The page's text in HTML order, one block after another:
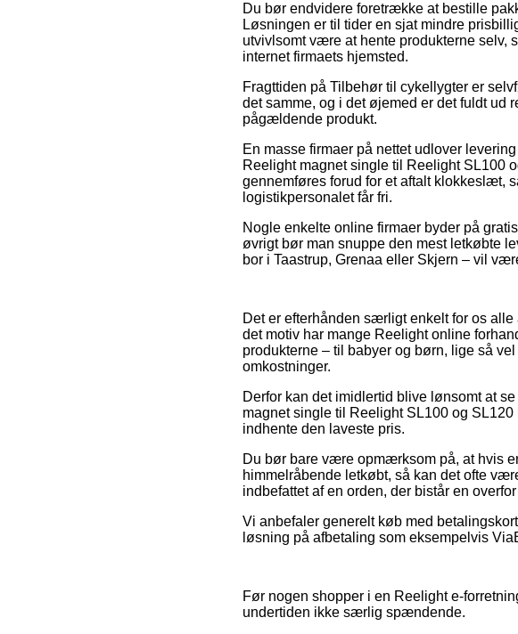
Du bør endvidere foretrække at bestille
Løsningen er til tider en sjat mindre
utvivlsomt være at hente produkterne selv,
internet firmaets hjemsted.
Fragttiden på Tilbehør til cykellygter er
det samme, og i det øjemed er det fuldt ud
pågældende produkt.
En masse firmaer på nettet udlover
Reelight magnet single til Reelight SL100
gennemføres forud for et aftalt klokkeslæt,
logistikpersonalet får fri.
Nogle enkelte online firmaer byder på
øvrigt bør man snuppe den mest letkøbte
bor i Taastrup, Grenaa eller Skjern – vil
Det er efterhånden særligt enkelt for os
det motiv har mange Reelight online
produkterne – til babyer og børn, lige så
omkostninger.
Derfor kan det imidlertid blive lønsomt at
magnet single til Reelight SL100 og
indhente den laveste pris.
Du bør bare være opmærksom på, at hvis
himmelråbende letkøbt, så kan det ofte
indbefattet af en orden, der bistår en
Vi anbefaler generelt køb med
løsning på afbetaling som eksempelvis
Før nogen shopper i en Reelight e-
undertiden ikke særlig spændende.